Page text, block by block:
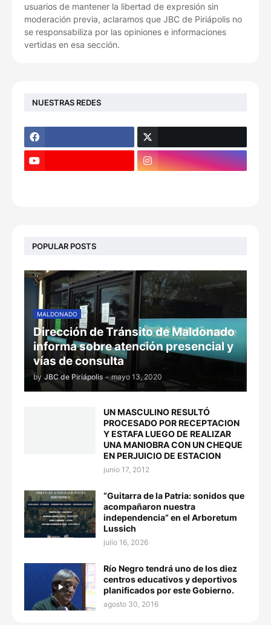
usuarios de mantener la libertad de expresión sin
moderación previa, aclaramos que JBC de Piriápolis no
se responsabiliza por las opiniones e informaciones
vertidas en esa sección.
NUESTRAS REDES
POPULAR POSTS
MALDONADO
Dirección de Tránsito de Maldonado
informa sobre atención presencial y
vías de consulta
by JBC de Piriápolis - mayo 13, 2020
UN MASCULINO RESULTÓ
PROCESADO POR RECEPTACION
Y ESTAFA LUEGO DE REALIZAR
UNA MANIOBRA CON UN CHEQUE
EN PERJUICIO DE ESTACION
junio 17, 2012
“Guitarra de la Patria: sonidos que
acompañaron nuestra
independencia” en el Arboretum
Lussich
julio 16, 2026
Río Negro tendrá uno de los diez
centros educativos y deportivos
planificados por este Gobierno.
agosto 30, 2016